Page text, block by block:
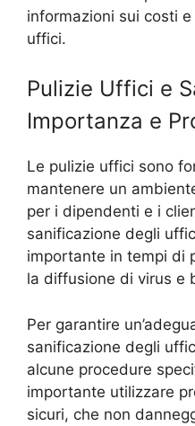
informazioni sui costi
uffici.
Pulizie Uffici e
Importanza e
Le pulizie uffici sono
mantenere un
per i dipendenti e i
sanificazione degli
importante in tempi di
la diffusione di virus e
Per garantire
sanificazione degli
alcune procedure
importante utilizzare
sicuri, che non